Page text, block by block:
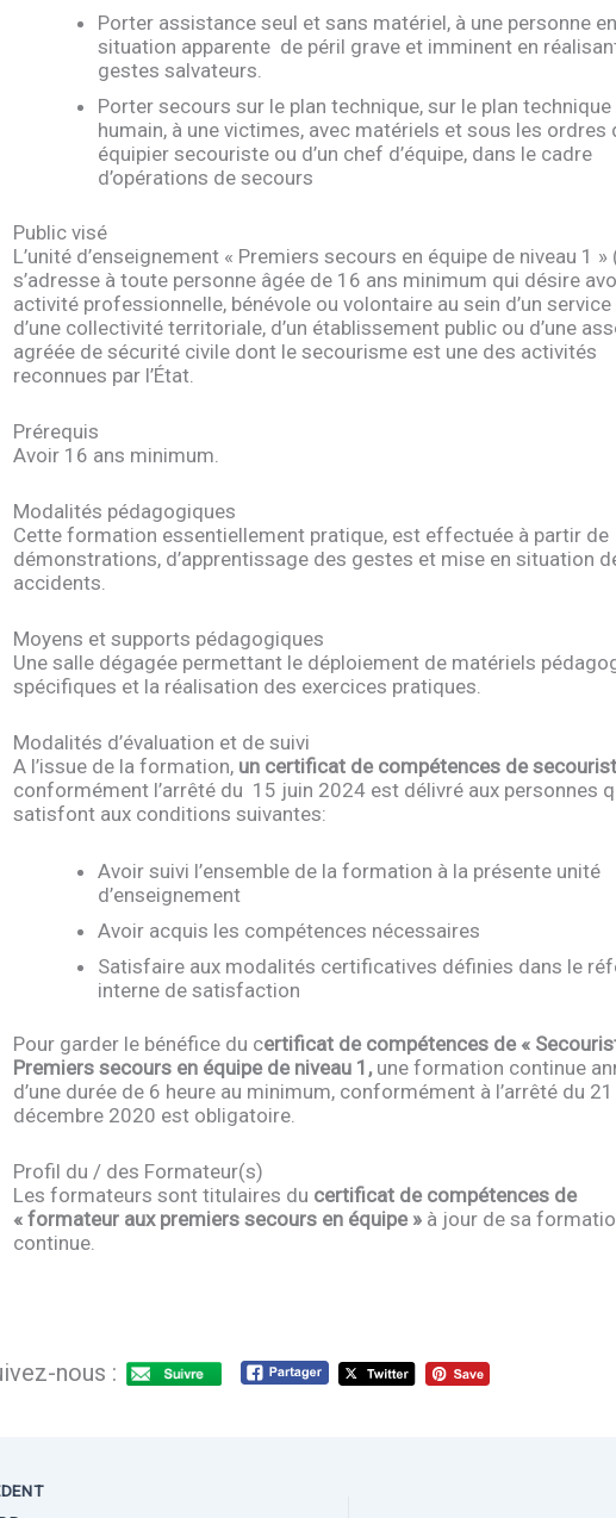
Porter assistance seul et sans matériel, à une personne en
situation apparente de péril grave et imminent en
gestes salvateurs.
Porter secours sur le plan technique, sur le plan technique
humain, à une victimes, avec matériels et sous les ordres
équipier secouriste ou d’un chef d’équipe, dans le cadre
d’opérations de secours
Public visé
L’unité d’enseignement « Premiers secours en équipe de niveau 1 »
s’adresse à toute personne âgée de 16 ans minimum qui désire
activité professionnelle, bénévole ou volontaire au sein d’un service
d’une collectivité territoriale, d’un établissement public ou d’une
agréée de sécurité civile dont le secourisme est une des activités
reconnues par l’État.
Prérequis
Avoir 16 ans minimum.
Modalités pédagogiques
Cette formation essentiellement pratique, est effectuée à partir de
démonstrations, d’apprentissage des gestes et mise en situation
accidents.
Moyens et supports pédagogiques
Une salle dégagée permettant le déploiement de matériels
spécifiques et la réalisation des exercices pratiques.
Modalités d’évaluation et de suivi
A l’issue de la formation, un certificat de compétences de
conformément l’arrêté du 15 juin 2024 est délivré aux personnes
satisfont aux conditions suivantes:
Avoir suivi l’ensemble de la formation à la présente unité
d’enseignement
Avoir acquis les compétences nécessaires
Satisfaire aux modalités certificatives définies dans le
interne de satisfaction
Pour garder le bénéfice du certificat de compétences de «
Premiers secours en équipe de niveau 1, une formation continue
d’une durée de 6 heure au minimum, conformément à l’arrêté du 21
décembre 2020 est obligatoire.
Profil du / des Formateur(s)
Les formateurs sont titulaires du certificat de compétences de
« formateur aux premiers secours en équipe »à jour de sa
continue.
nous :